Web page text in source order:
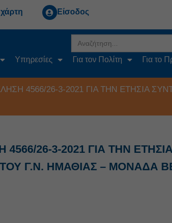
Είσοδος
for:
Υπηρεσίες Για τον Πολίτη Για το
4566/26-3-2021 ΓΙΑ ΤΗΝ ΕΤΗΣΙΑ
26-3-2021 ΓΙΑ ΤΗΝ
Γ.Ν. ΗΜΑΘΙΑΣ – ΜΟΝΑΔΑ